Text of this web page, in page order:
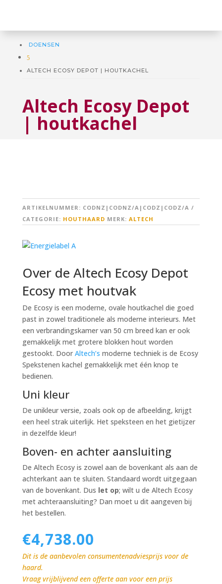
DOENSEN
5
ALTECH ECOSY DEPOT | HOUTKACHEL
Altech Ecosy Depot
| houtkachel
ARTIKELNUMMER: CODNZ|CODNZ/A|CODZ|CODZ/A
CATEGORIE: HOUTHAARD MERK: ALTECH
Over de Altech Ecosy Depot
Ecosy met houtvak
De Ecosy is een moderne, ovale houtkachel die goed
past in zowel traditionele als moderne interieurs. Met
een verbrandingskamer van 50 cm breed kan er ook
gemakkelijk met grotere blokken hout worden
gestookt. Door Altech’s moderne techniek is de Ecosy
Spekstenen kachel gemakkelijk met één knop te
bedienen.
Uni kleur
De unikleur versie, zoals ook op de afbeelding, krijgt
een heel strak uiterlijk. Het speksteen en het gietijzer
in dezelfde kleur!
Boven- en achter aansluiting
De Altech Ecosy is zowel aan de bovenkant als aan de
achterkant aan te sluiten. Standaard wordt uitgegaan
van de bovenkant. Dus let op; wilt u de Altech Ecosy
met achteraansluiting? Dan moet u dit aangeven bij
het bestellen.
€4,738.00
Dit is de aanbevolen consumentenadviesprijs voor de
haard.
Vraag vrijblijvend een offerte aan voor een prijs